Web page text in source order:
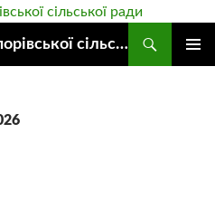
Грозинецький ліцей Топорівської сільської ради